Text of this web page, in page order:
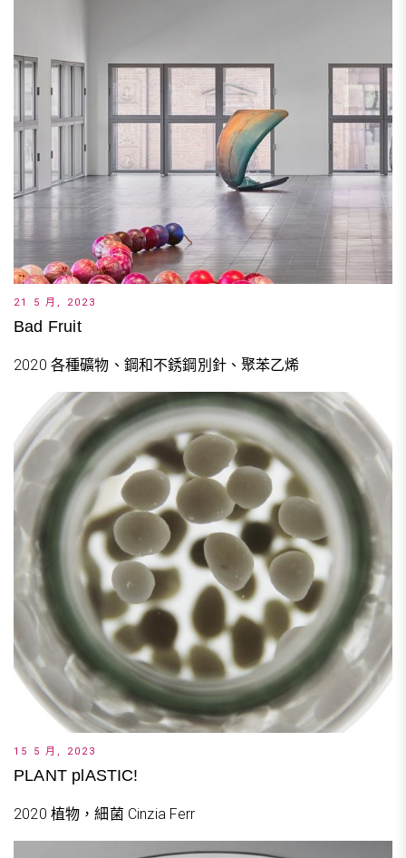
21 5 月, 2023
Bad Fruit
2020 各種礦物、鋼和不銹鋼別針、聚苯乙烯
15 5 月, 2023
PLANT plASTIC!
2020 植物，細菌 Cinzia Ferr